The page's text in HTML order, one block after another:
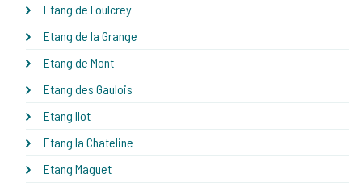
Etang de Foulcrey
Etang de la Grange
Etang de Mont
Etang des Gaulois
Etang Ilot
Etang la Chateline
Etang Maguet